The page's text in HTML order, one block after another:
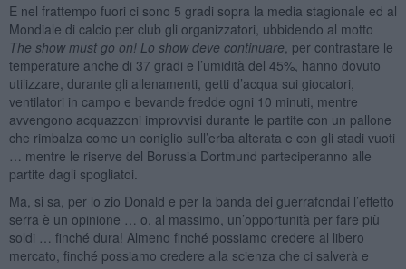
E nel frattempo fuori ci sono 5 gradi sopra la media stagionale ed al
Mondiale di calcio per club gli organizzatori, ubbidendo al motto
The show must go on! Lo show deve continuare , per contrastare le
temperature anche di 37 gradi e l’umidità del 45%, hanno dovuto
utilizzare, durante gli allenamenti, getti d’acqua sui giocatori,
ventilatori in campo e bevande fredde ogni 10 minuti, mentre
avvengono acquazzoni improvvisi durante le partite con un pallone
che rimbalza come un coniglio sull’erba alterata e con gli stadi vuoti
… mentre le riserve del Borussia Dortmund parteciperanno alle
partite dagli spogliatoi.
Ma, si sa, per lo zio Donald e per la banda dei guerrafondai l’effetto
serra è un opinione … o, al massimo, un’opportunità per fare più
soldi … finché dura! Almeno finché possiamo credere al libero
mercato, finché possiamo credere alla scienza che ci salverà e